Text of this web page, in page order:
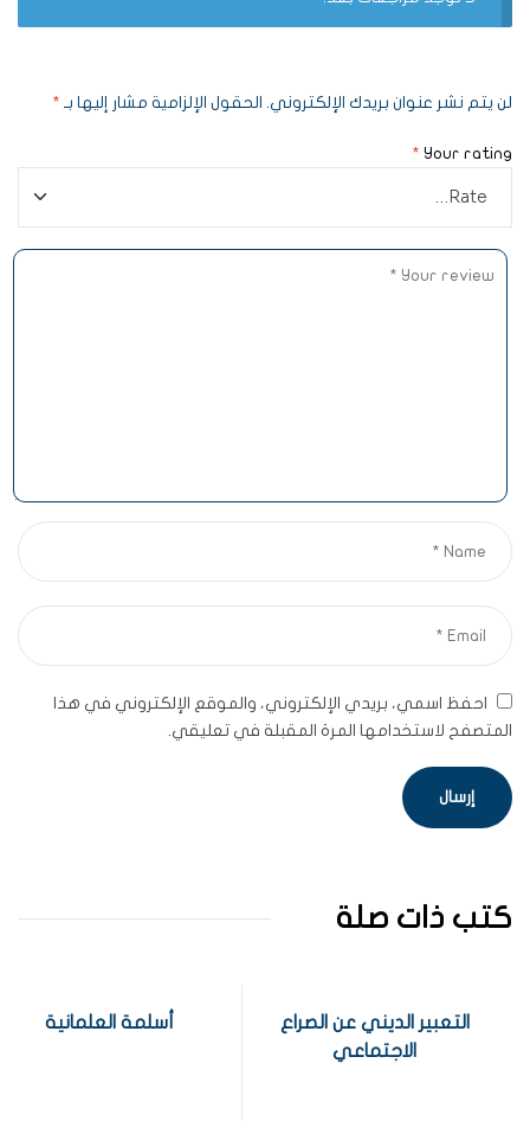
لن يتم نشر عنوان بريدك الإلكتروني. الحقول الإلزامية مشار إليها بـ *
Your rating
*
احفظ اسمي، بريدي الإلكتروني، والموقع الإلكتروني في هذا
المتصفح لاستخدامها المرة المقبلة في تعليقي.
كتب ذات صلة
التعبير الديني عن الصراع
الاجتماعي
أسلمة العلمانية